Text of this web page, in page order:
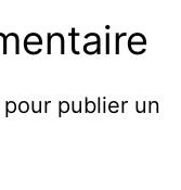
pour publier un